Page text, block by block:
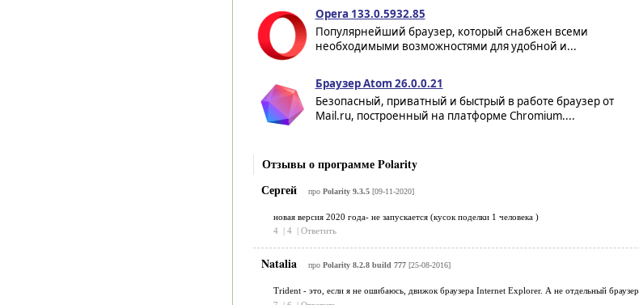
Opera 133.0.5932.85
Популярнейший браузер, который снабжен всеми
необходимыми возможностями для удобной и...
Браузер Atom 26.0.0.21
Безопасный, приватный и быстрый в работе браузер от
Mail.ru, построенный на платформе Chromium....
Отзывы о программе Polarity
Сергей
про Polarity 9.3.5[09-11-2020]
новая версия 2020 года- не запускается (кусок поделки 1 человека )
4 | 4 | Ответить
Natalia про Polarity 8.2.8 build 777[25-08-2016]
Trident - это, если я не ошибаюсь, движок браузера Internet Explorer. А не отдельный браузер.